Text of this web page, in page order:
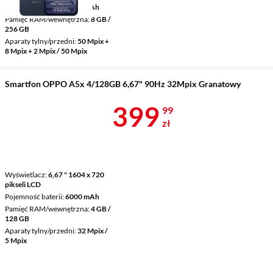
Pojemność baterii 6500 mAh
Pamięć RAM/wewnętrzna 8 GB /
256 GB
Aparaty tylny/przedni 50 Mpix +
8 Mpix + 2 Mpix / 50 Mpix
Smartfon OPPO A5x 4/128GB 6,67" 90Hz 32Mpix Granatowy
Wyświetlacz 6,67 " 1604 x 720
pikseli LCD
Pojemność baterii 6000 mAh
Pamięć RAM/wewnętrzna 4 GB /
128 GB
Aparaty tylny/przedni 32 Mpix /
5 Mpix
Cena 399,99
399 99
zł